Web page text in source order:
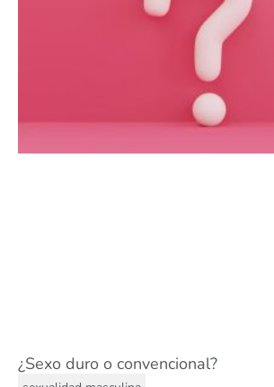
¿Sexo duro o convencional?